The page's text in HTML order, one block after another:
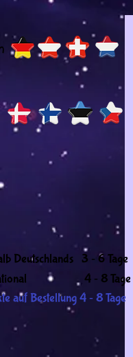
Deutschlands 3 - 6 Tage
4 - 8 Tage
auf Bestellung 4 - 8 Tage